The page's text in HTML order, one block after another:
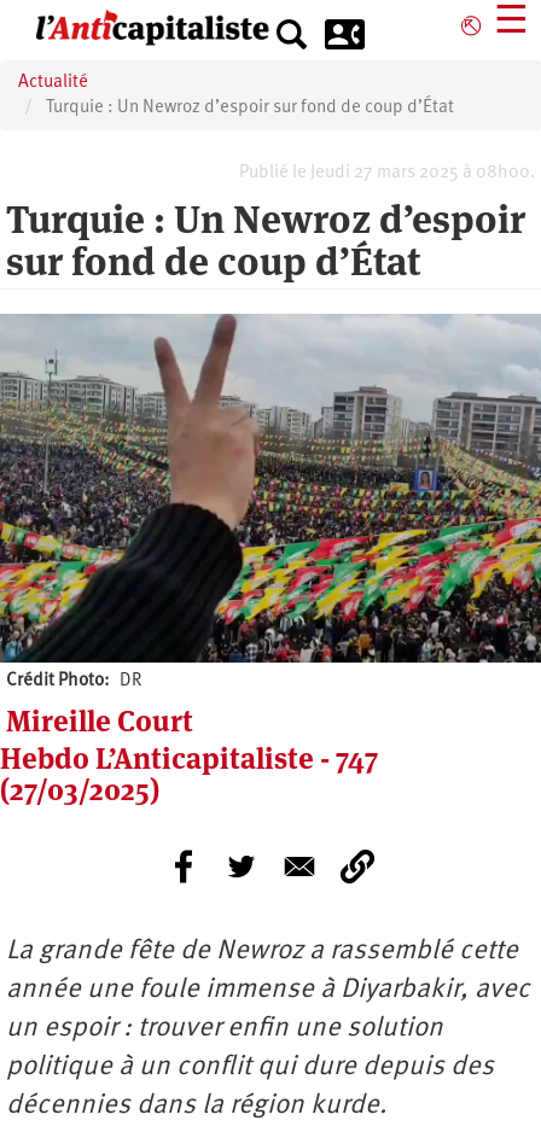
principal
⎋ ☰
Actualité
Turquie : Un Newroz d’espoir sur fond de coup d’État
Publié le Jeudi 27 mars 2025 à 08h00.
Turquie : Un Newroz d’espoir
sur fond de coup d’État
Crédit Photo DR
Mireille Court
Hebdo L’Anticapitaliste - 747
(27/03/2025)
La grande fête de Newroz a rassemblé cette
année une foule immense à Diyarbakir, avec
un espoir : trouver enfin une solution
politique à un conflit qui dure depuis des
décennies dans la région kurde.